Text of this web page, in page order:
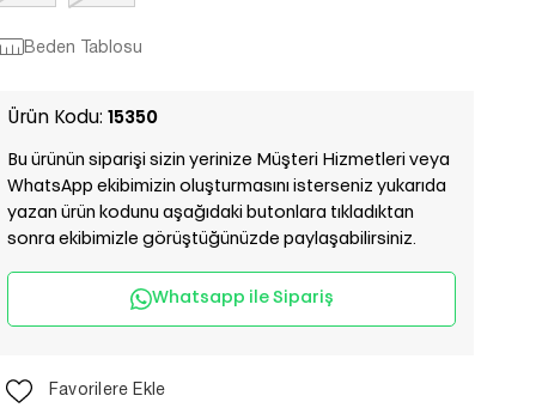
Beden Tablosu
Ürün Kodu: 15350
Bu ürünün siparişi sizin yerinize Müşteri Hizmetleri veya
WhatsApp ekibimizin oluşturmasını isterseniz yukarıda
yazan ürün kodunu aşağıdaki butonlara tıkladıktan
sonra ekibimizle görüştüğünüzde paylaşabilirsiniz.
Whatsapp ile Sipariş
Favorilere Ekle